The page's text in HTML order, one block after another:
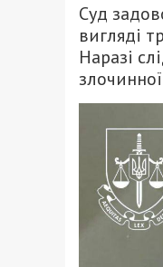
Суд
вигляді
Наразі